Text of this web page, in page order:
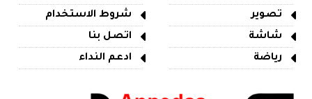
تصوير
شاشة
رياضة
شروط الاستخدام
اتصل بنا
ادعم النداء